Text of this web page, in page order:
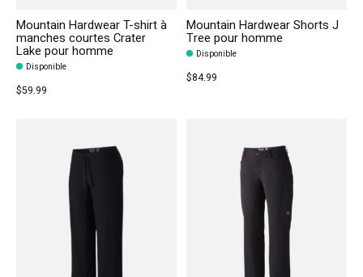
Mountain Hardwear T-shirt à
manches courtes Crater
Lake pour homme
Disponible
$59.99
Mountain Hardwear Shorts J
Tree pour homme
Disponible
$84.99